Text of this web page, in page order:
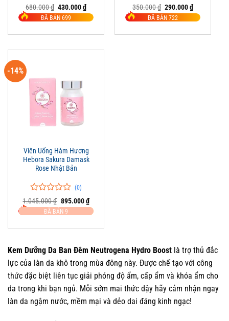
0
trên
5
0
680.000₫ Giá
gốc
là:
430.000₫Giá
hiện
tại
430.000 ₫.
ĐÃ BÁN 699
0
trên
5
0
350.000₫ Giá
gốc
là:
290.000₫Giá
hiện
tại
290.000 ₫.
ĐÃ BÁN 722
-14%
Viên Uống Hàm Hương
Hebora Sakura Damask
Rose Nhật Bản
0
trên
5
0
(0)
1.045.000₫ Giá
gốc
là:
895.000₫Giá
hiện
tại
895.000 ₫.
ĐÃ BÁN 9
Kem Dưỡng Da Ban Đêm Neutrogena Hydro Boost là trợ thủ đắc
lực của làn da khô trong mùa đông này. Được chế tạo với công
thức đặc biệt liên tục giải phóng độ ẩm, cấp ẩm và khóa ẩm cho
da trong khi bạn ngủ. Mỗi sớm mai thức dậy hãy cảm nhận ngay
làn da ngậm nước, mềm mại và dẻo dai đáng kinh ngạc!